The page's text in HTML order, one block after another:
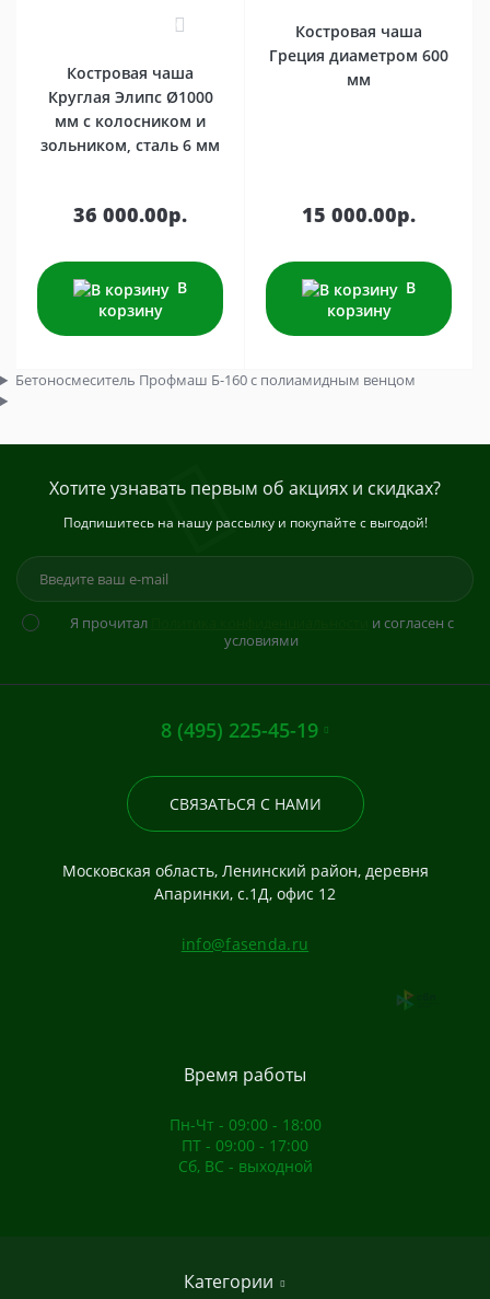
Костровая чаша
Круглая Элипс Ø1000
мм с колосником и
зольником, сталь 6 мм
36 000.00р.
В
корзину
Костровая чаша
Греция диаметром 600
мм
15 000.00р.
В
корзину
Бетоносмеситель Профмаш Б-160 с полиамидным венцом
Хотите узнавать первым об акциях и скидках?
Подпишитесь на нашу рассылку и покупайте с выгодой!
Я прочитал
и согласен с
условиями
8 (495) 225-45-19
СВЯЗАТЬСЯ С НАМИ
Московская область, Ленинский район, деревня
Апаринки, с.1Д, офис 12
info@fasenda.ru
Категории
Время работы
Пн-Чт - 09:00 - 18:00
ПТ - 09:00 - 17:00
Сб, ВС - выходной